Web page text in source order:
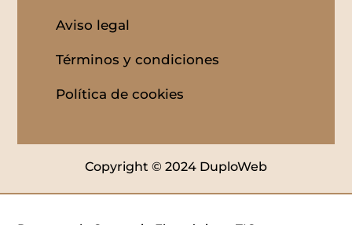
Aviso legal
Términos y condiciones
Política de cookies
Copyright © 2024 DuploWeb